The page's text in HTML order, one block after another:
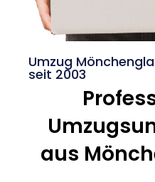
Umzug
seit 2003
aus